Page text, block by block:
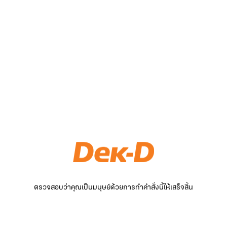
ตรวจสอบว่าคุณเป็นมนุษย์ด้วยการทำคำสั่งนี้ให้เสร็จสิ้น